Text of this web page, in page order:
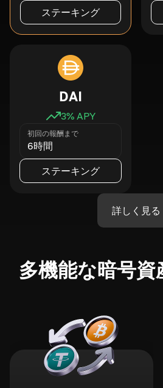
ステーキング
DAI
3% APY
初回の報酬まで
6時間
ステーキング
詳しく見る
多機能な暗号資